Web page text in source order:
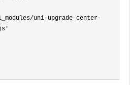
uni-upgrade-center-